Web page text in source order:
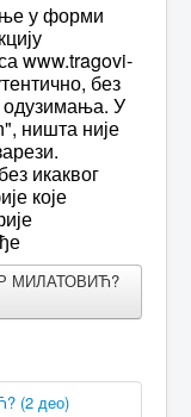
у форми
www.tragovi-
без
одузимања. У
ништа није
икаквог
које
МИЛАТОВИЋ?
(2 део)